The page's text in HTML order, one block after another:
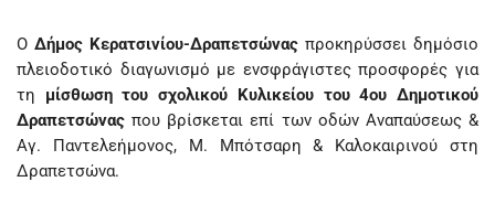
Ο Δήμος Κερατσινίου-Δραπετσώνας προκηρύσσει δημόσιο
πλειοδοτικό διαγωνισμό με ενσφράγιστες προσφορές για
τη μίσθωση του σχολικού Κυλικείου του 4ου Δημοτικού
Δραπετσώνας που βρίσκεται επί των οδών Αναπαύσεως &
Αγ. Παντελεήμονος, Μ. Μπότσαρη & Καλοκαιρινού στη
Δραπετσώνα.